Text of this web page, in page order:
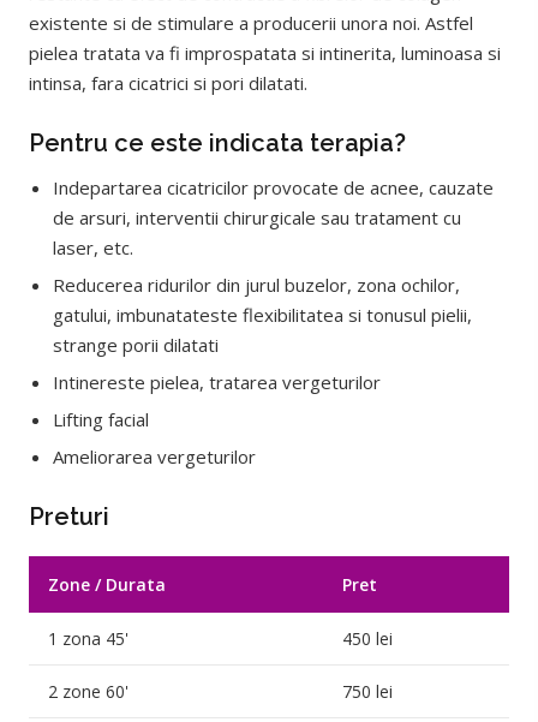
existente si de stimulare a producerii unora noi. Astfel
pielea tratata va fi improspatata si intinerita, luminoasa si
intinsa, fara cicatrici si pori dilatati.
Pentru ce este indicata terapia?
Indepartarea cicatricilor provocate de acnee, cauzate
de arsuri, interventii chirurgicale sau tratament cu
laser, etc.
Reducerea ridurilor din jurul buzelor, zona ochilor,
gatului, imbunatateste flexibilitatea si tonusul pielii,
strange porii dilatati
Intinereste pielea, tratarea vergeturilor
Lifting facial
Ameliorarea vergeturilor
Preturi
Zone / Durata Pret
1 zona 45' 450 lei
2 zone 60' 750 lei